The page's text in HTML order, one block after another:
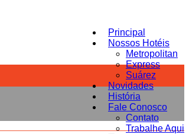
Principal
Nossos Hotéis
Metropolitan
Express
Suárez
Novidades
História
Fale Conosco
Contato
Trabalhe Aqui